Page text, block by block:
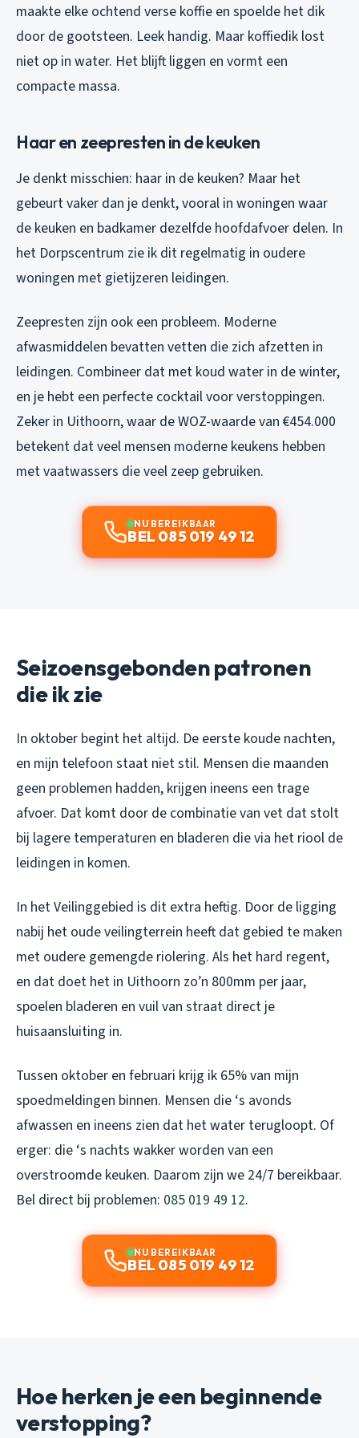
maakte elke ochtend verse koffie en spoelde het dik
door de gootsteen. Leek handig. Maar koffiedik lost
niet op in water. Het blijft liggen en vormt een
compacte massa.
Haar en zeepresten in de keuken
Je denkt misschien: haar in de keuken? Maar het
gebeurt vaker dan je denkt, vooral in woningen waar
de keuken en badkamer dezelfde hoofdafvoer delen. In
het Dorpscentrum zie ik dit regelmatig in oudere
woningen met gietijzeren leidingen.
Zeepresten zijn ook een probleem. Moderne
afwasmiddelen bevatten vetten die zich afzetten in
leidingen. Combineer dat met koud water in de winter,
en je hebt een perfecte cocktail voor verstoppingen.
Zeker in Uithoorn, waar de WOZ-waarde van €454.000
betekent dat veel mensen moderne keukens hebben
met vaatwassers die veel zeep gebruiken.
NU BEREIKBAAR
BEL 085 019 49 12
Seizoensgebonden patronen
die ik zie
In oktober begint het altijd. De eerste koude nachten,
en mijn telefoon staat niet stil. Mensen die maanden
geen problemen hadden, krijgen ineens een trage
afvoer. Dat komt door de combinatie van vet dat stolt
bij lagere temperaturen en bladeren die via het riool de
leidingen in komen.
In het Veilinggebied is dit extra heftig. Door de ligging
nabij het oude veilingterrein heeft dat gebied te maken
met oudere gemengde riolering. Als het hard regent,
en dat doet het in Uithoorn zo’n 800mm per jaar,
spoelen bladeren en vuil van straat direct je
huisaansluiting in.
Tussen oktober en februari krijg ik 65% van mijn
spoedmeldingen binnen. Mensen die ‘s avonds
afwassen en ineens zien dat het water terugloopt. Of
erger: die ‘s nachts wakker worden van een
overstroomde keuken. Daarom zijn we 24/7 bereikbaar.
Bel direct bij problemen: 085 019 49 12.
NU BEREIKBAAR
BEL 085 019 49 12
Hoe herken je een beginnende
verstopping?